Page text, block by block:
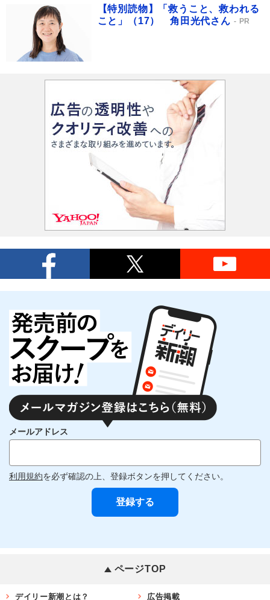
【特別読物】「救うこと、救われる
こと」（17） 角田光代さん
PR
メールアドレス
利用規約を必ず確認の上、登録ボタンを押してください。
ページTOP
デイリー新潮とは？ 広告掲載